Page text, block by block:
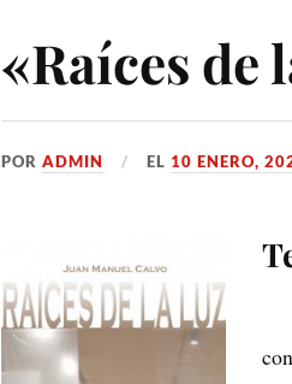
«Raíces de
PORADMIN EL 10 ENERO,